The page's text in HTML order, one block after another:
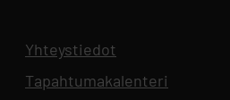
Yhteystiedot
Tapahtumakalenteri